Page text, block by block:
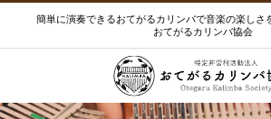
簡単に演奏できるおてがるカリンバで音楽の楽しさ
おてがるカリンバ協会